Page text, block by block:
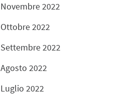
Novembre 2022
Ottobre 2022
Settembre 2022
Agosto 2022
Luglio 2022